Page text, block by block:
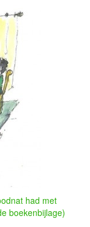
had met
boekenbijlage)